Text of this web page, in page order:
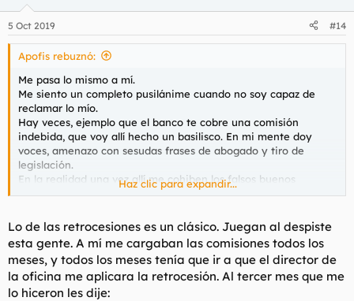
e
s
5 Oct 2019 #14
Apofis rebuznó:
Me pasa lo mismo a mí.
Me siento un completo pusilánime cuando no soy capaz de
reclamar lo mío.
Hay veces, ejemplo que el banco te cobre una comisión
indebida, que voy allí hecho un basilisco. En mi mente doy
voces, amenazo con sesudas frases de abogado y tiro de
legislación.
En la realidad una vez allí me cohiben los falsos buenos
modales con los que me tratan y reclamo tibiamente.
lo reclamado entregado pero prácticamente dándoles las
gracias por darme lo que es mío y con una sensación de ser un
asqueroso y despreciable ser humano.
Cuando me torean digo " se van a cagar la próxima vez".
Ni puto caso, soy un ser que mueve a la risa.
Haz clic para expandir...
Lo de las retrocesiones es un clásico. Juegan al despiste
esta gente. A mí me cargaban las comisiones todos los
meses, y todos los meses tenía que ir a que el director de
la oficina me aplicara la retrocesión. Al tercer mes que me
lo hiceron les dije: